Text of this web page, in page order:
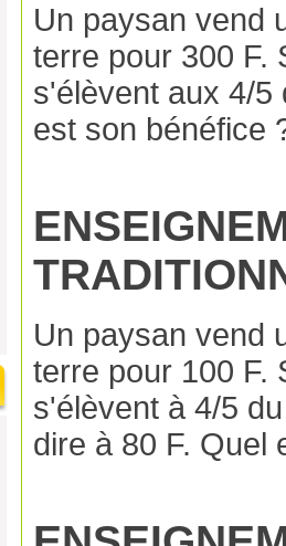
Un paysan vend
terre pour 300 F.
s'élèvent aux 4/5
est son bénéfice
Un paysan vend
terre pour 100 F.
s'élèvent à 4/5
dire à 80 F. Quel